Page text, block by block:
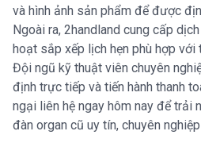
và hình ảnh sản phẩm để được
Ngoài ra, 2handland cung cấp
hoạt sắp xếp lịch hẹn phù hợp với
Đội ngũ kỹ thuật viên chuyên
định trực tiếp và tiến hành thanh
ngại liên hệ ngay hôm nay để trải
đàn organ cũ uy tín, chuyên